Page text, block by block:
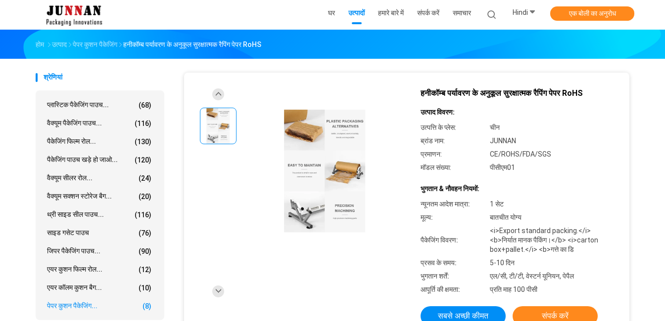
घर उत्पादों हमारे बारे में संपर्क करें समाचार Hindi एक बोली का अनुरोध
होम उत्पाद पेपर कुशन पैकेजिंग हनीकॉम्ब पर्यावरण के अनुकूल सुरक्षात्मक रैपिंग पेपर RoHS
श्रेणियां
प्लास्टिक पैकेजिंग पाउच... (68)
वैक्यूम पैकेजिंग पाउच... (116)
पैकेजिंग फिल्म रोल... (130)
पैकेजिंग पाउच खड़े हो जाओ... (120)
वैक्यूम सीलर रोल... (24)
वैक्यूम सक्शन स्टोरेज बैग... (20)
थ्री साइड सील पाउच... (116)
साइड गसेट पाउच (76)
जिपर पैकेजिंग पाउच... (90)
एयर कुशन फिल्म रोल... (12)
एयर कॉलम कुशन बैग... (10)
पेपर कुशन पैकेजिंग... (8)
हनीकॉम्ब पर्यावरण के अनुकूल सुरक्षात्मक रैपिंग पेपर RoHS
उत्पाद विवरण:
उत्पत्ति के प्लेस:
चीन
ब्रांड नाम:
JUNNAN
प्रमाणन:
CE/ROHS/FDA/SGS
मॉडल संख्या:
पीसीएम01
भुगतान & नौवहन नियमों:
न्यूनतम आदेश मात्रा:
1 सेट
मूल्य:
बातचीत योग्य
पैकेजिंग विवरण:
<i>Export standard packing.</i>
<b>निर्यात मानक पैकिंग।</b> <i>carton
box+pallet.</i> <b>गत्ते का डि
प्रसव के समय:
5-10 दिन
भुगतान शर्तें:
एल/सी, टी/टी, वेस्टर्न यूनियन, पेपैल
आपूर्ति की क्षमता:
प्रति माह 100 पीसी
सबसे अच्छी कीमत संपर्क करें